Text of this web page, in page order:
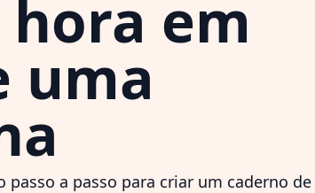
em
uma
passo a passo para criar um caderno de